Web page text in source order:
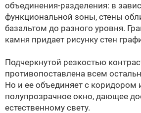
объединения-разделения: в
функциональной зоны, стены
базальтом до разного уровня.
камня придает рисунку стен
Подчеркнутой резкостью
противопоставлена всем
Но и ее объединяет с коридором
полупрозрачное окно, дающее
естественному свету.